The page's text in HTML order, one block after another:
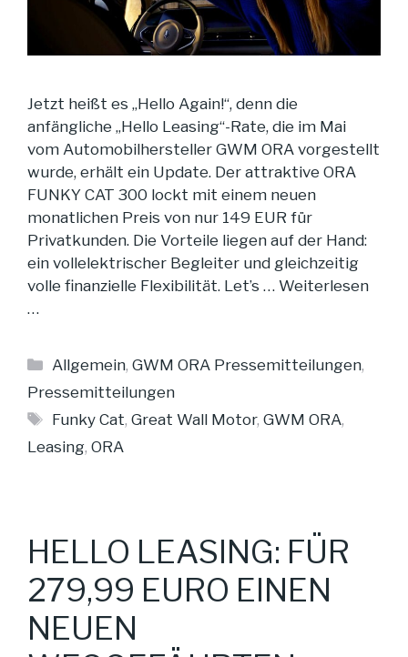
Jetzt heißt es „Hello Again!“, denn die
anfängliche „Hello Leasing“-Rate, die im Mai
vom Automobilhersteller GWM ORA vorgestellt
wurde, erhält ein Update. Der attraktive ORA
FUNKY CAT 300 lockt mit einem neuen
monatlichen Preis von nur 149 EUR für
Privatkunden. Die Vorteile liegen auf der Hand:
ein vollelektrischer Begleiter und gleichzeitig
volle finanzielle Flexibilität. Let’s … Weiterlesen
…
Kategorien
Allgemein,GWM ORA Pressemitteilungen,
Pressemitteilungen
Schlagwörter
Funky Cat,Great Wall Motor,GWM ORA,
Leasing, ORA
HELLO LEASING: FÜR
279,99 EURO EINEN
NEUEN